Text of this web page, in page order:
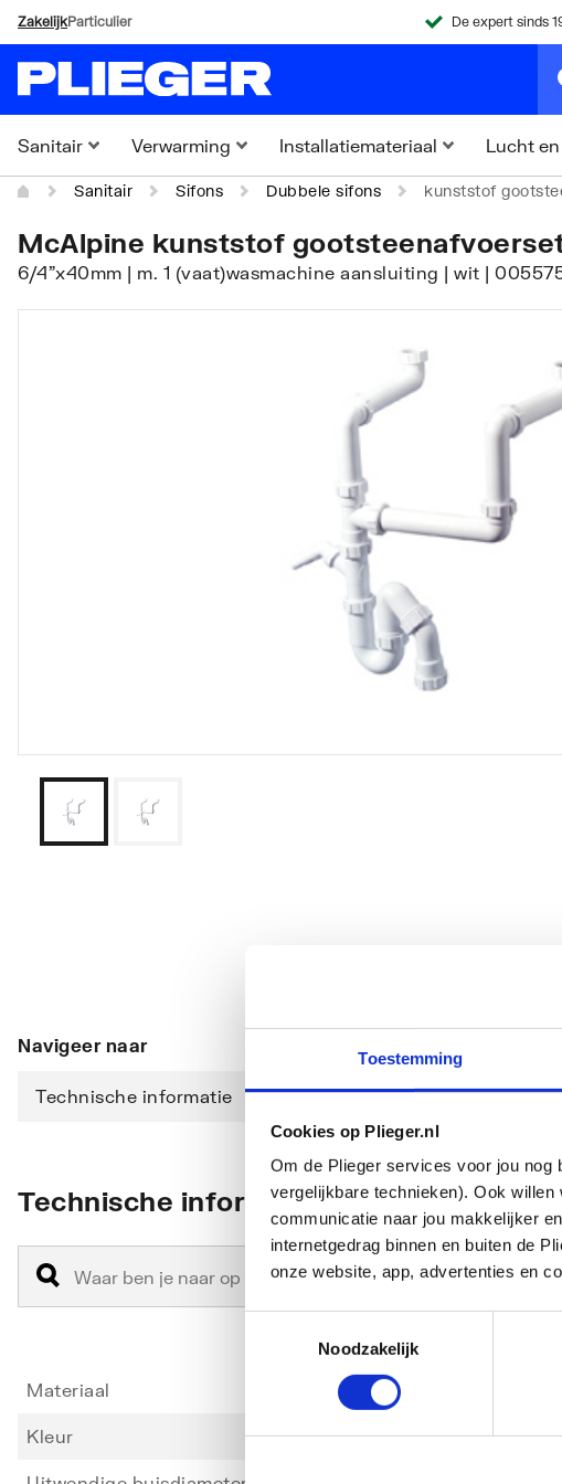
Toestemming
Cookies op Plieger.nl
Om de Plieger services voor jou nog
vergelijkbare technieken). Ook
communicatie naar jou makkelijker
internetgedrag binnen en buiten de
onze website, app, advertenties en
Noodzakelijk
ZakelijkParticulier De expert sinds
Sanitair Verwarming Installatiemateriaal Lucht
Sanitair Sifons Dubbele sifons kunststof
McAlpine kunststof
6/4"x40mm | m. 1 (vaat)wasmachine aansluiting | wit |
Navigeer naar
Technische informatie
Technische informatie
Materiaal Polypropyleen
Kleur Wit